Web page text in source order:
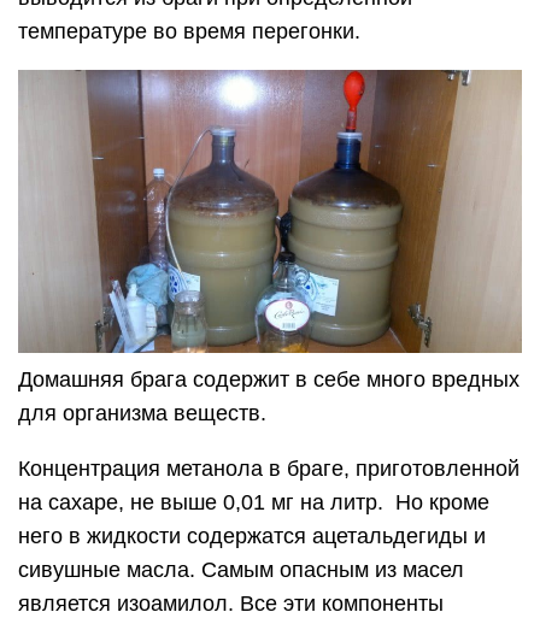
температуре во время перегонки.
Домашняя брага содержит в себе много вредных
для организма веществ.
Концентрация метанола в браге, приготовленной
на сахаре, не выше 0,01 мг на литр. Но кроме
него в жидкости содержатся ацетальдегиды и
сивушные масла. Самым опасным из масел
является изоамилол. Все эти компоненты